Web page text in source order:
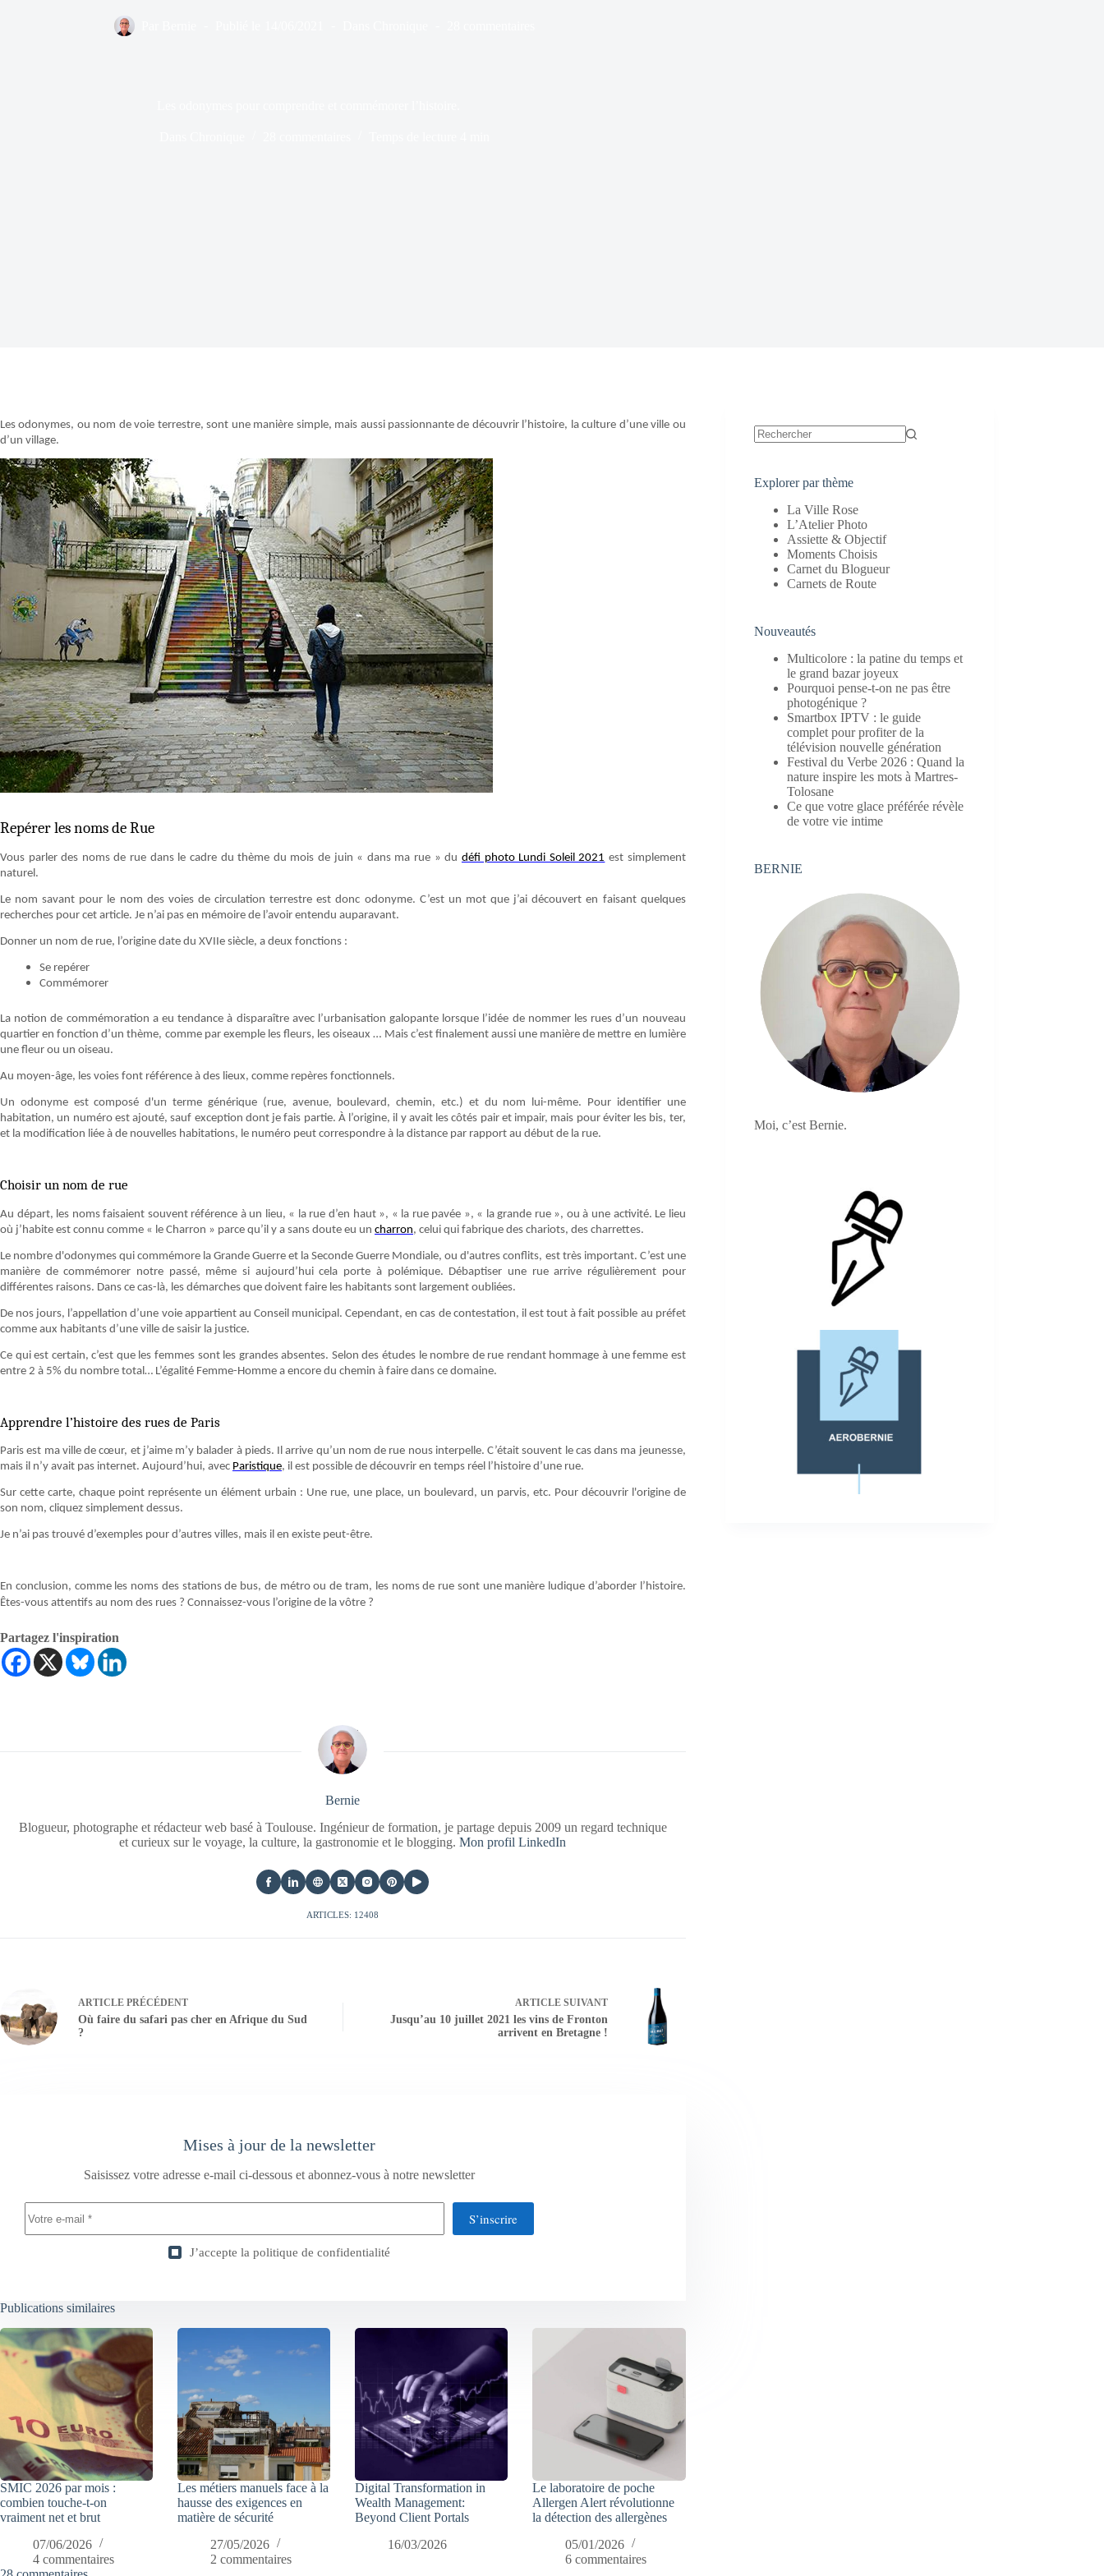
Les odonymes, ou nom de voie terrestre, sont une manière simple, mais aussi passionnante de découvrir l’histoire, la culture d’une ville ou
d’un village.
Repérer les noms de Rue
Vous parler des noms de rue dans le cadre du thème du mois de juin « dans ma rue » du défi photo Lundi Soleil 2021 est simplement
naturel.
Le nom savant pour le nom des voies de circulation terrestre est donc odonyme. C’est un mot que j’ai découvert en faisant quelques
recherches pour cet article. Je n’ai pas en mémoire de l’avoir entendu auparavant.
Donner un nom de rue, l’origine date du XVIIe siècle, a deux fonctions :
Se repérer
Commémorer
La notion de commémoration a eu tendance à disparaître avec l’urbanisation galopante lorsque l’idée de nommer les rues d’un nouveau
quartier en fonction d’un thème, comme par exemple les fleurs, les oiseaux … Mais c’est finalement aussi une manière de mettre en lumière
une fleur ou un oiseau.
Au moyen-âge, les voies font référence à des lieux, comme repères fonctionnels.
Un odonyme est composé d'un terme générique (rue, avenue, boulevard, chemin, etc.) et du nom lui-même. Pour identifier une
habitation, un numéro est ajouté, sauf exception dont je fais partie. À l’origine, il y avait les côtés pair et impair, mais pour éviter les bis, ter,
et la modification liée à de nouvelles habitations, le numéro peut correspondre à la distance par rapport au début de la rue.
Choisir un nom de rue
Au départ, les noms faisaient souvent référence à un lieu, « la rue d’en haut », « la rue pavée », « la grande rue », ou à une activité. Le lieu
où j’habite est connu comme « le Charron » parce qu’il y a sans doute eu un charron, celui qui fabrique des chariots, des charrettes.
Le nombre d'odonymes qui commémore la Grande Guerre et la Seconde Guerre Mondiale, ou d'autres conflits, est très important. C’est une
manière de commémorer notre passé, même si aujourd’hui cela porte à polémique. Débaptiser une rue arrive régulièrement pour
différentes raisons. Dans ce cas-là, les démarches que doivent faire les habitants sont largement oubliées.
De nos jours, l’appellation d’une voie appartient au Conseil municipal. Cependant, en cas de contestation, il est tout à fait possible au préfet
comme aux habitants d’une ville de saisir la justice.
Ce qui est certain, c’est que les femmes sont les grandes absentes. Selon des études le nombre de rue rendant hommage à une femme est
entre 2 à 5% du nombre total… L’égalité Femme-Homme a encore du chemin à faire dans ce domaine.
Apprendre l’histoire des rues de Paris
Paris est ma ville de cœur, et j’aime m’y balader à pieds. Il arrive qu’un nom de rue nous interpelle. C’était souvent le cas dans ma jeunesse,
mais il n’y avait pas internet. Aujourd’hui, avec Paristique, il est possible de découvrir en temps réel l’histoire d’une rue.
Sur cette carte, chaque point représente un élément urbain : Une rue, une place, un boulevard, un parvis, etc. Pour découvrir l'origine de
son nom, cliquez simplement dessus.
Je n’ai pas trouvé d’exemples pour d’autres villes, mais il en existe peut-être.
En conclusion, comme les noms des stations de bus, de métro ou de tram, les noms de rue sont une manière ludique d’aborder l’histoire.
Êtes-vous attentifs au nom des rues ? Connaissez-vous l’origine de la vôtre ?
Partagez l'inspiration
Bernie
Blogueur, photographe et rédacteur web basé à Toulouse. Ingénieur de formation, je partage depuis 2009 un regard technique
et curieux sur le voyage, la culture, la gastronomie et le blogging.Mon profil LinkedIn
ARTICLES: 12408
ARTICLE PRÉCÉDENT
Où faire du safari pas cher en Afrique du Sud
?
ARTICLESUIVANT
Jusqu’au 10 juillet 2021 les vins de Fronton
arrivent en Bretagne !
Mises à jour de la newsletter
Saisissez votre adresse e-mail ci-dessous et abonnez-vous à notre newsletter
S’inscrire
J’accepte la politique de confidentialité
Publications similaires
SMIC 2026 par mois :
combien touche-t-on
vraiment net et brut
07/06/2026
4 commentaires
Les métiers manuels face à la
hausse des exigences en
matière de sécurité
27/05/2026
2 commentaires
Digital Transformation in
Wealth Management:
Beyond Client Portals
16/03/2026
Le laboratoire de poche
Allergen Alert révolutionne
la détection des allergènes
05/01/2026
6 commentaires
Explorer par thème
La Ville Rose
L’Atelier Photo
Assiette & Objectif
Moments Choisis
Carnet du Blogueur
Carnets de Route
Nouveautés
Multicolore : la patine du temps et
le grand bazar joyeux
Pourquoi pense-t-on ne pas être
photogénique ?
Smartbox IPTV : le guide
complet pour profiter de la
télévision nouvelle génération
Festival du Verbe 2026 : Quand la
nature inspire les mots à Martres-
Tolosane
Ce que votre glace préférée révèle
de votre vie intime
BERNIE
Moi, c’est Bernie.